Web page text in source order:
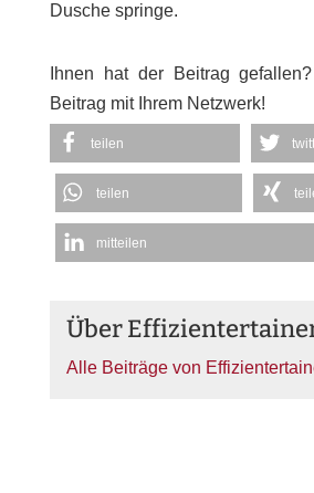
Dusche springe.
Ihnen hat der Beitrag
Beitrag mit Ihrem Netzwerk!
teilen
teilen
mitteilen
Über
Alle Beiträge von